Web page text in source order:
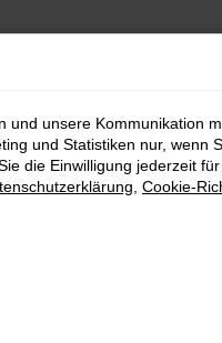
und unsere Kommunikation
und Statistiken nur, wenn
die Einwilligung jederzeit
Cookie-